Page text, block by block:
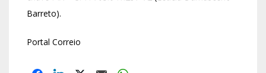
Barreto).
Portal Correio